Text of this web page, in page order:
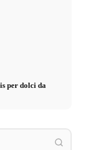
per dolci da